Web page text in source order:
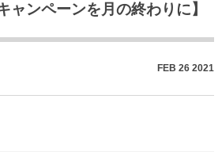
ャンペーンを月の終わりに】
FEB 26 2021